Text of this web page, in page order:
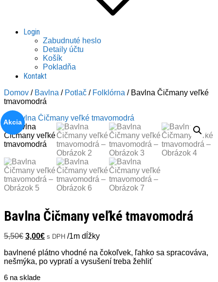
Login
Zabudnuté heslo
Detaily účtu
Košík
Pokladňa
Kontakt
Domov / Bavlna / Potlač / Folklórna / Bavlna Čičmany veľké
tmavomodrá
Akcia
Bavlna Čičmany veľké tmavomodrá
5,50€ Pôvodná
bola:
5,50€.
3,00€Aktuálna
je:
3,00€.
s DPH /1m dĺžky
bavlnené plátno vhodné na čokoľvek, ľahko sa spracováva,
nešmýka, po vypratí a vysušení treba žehliť
6 na sklade